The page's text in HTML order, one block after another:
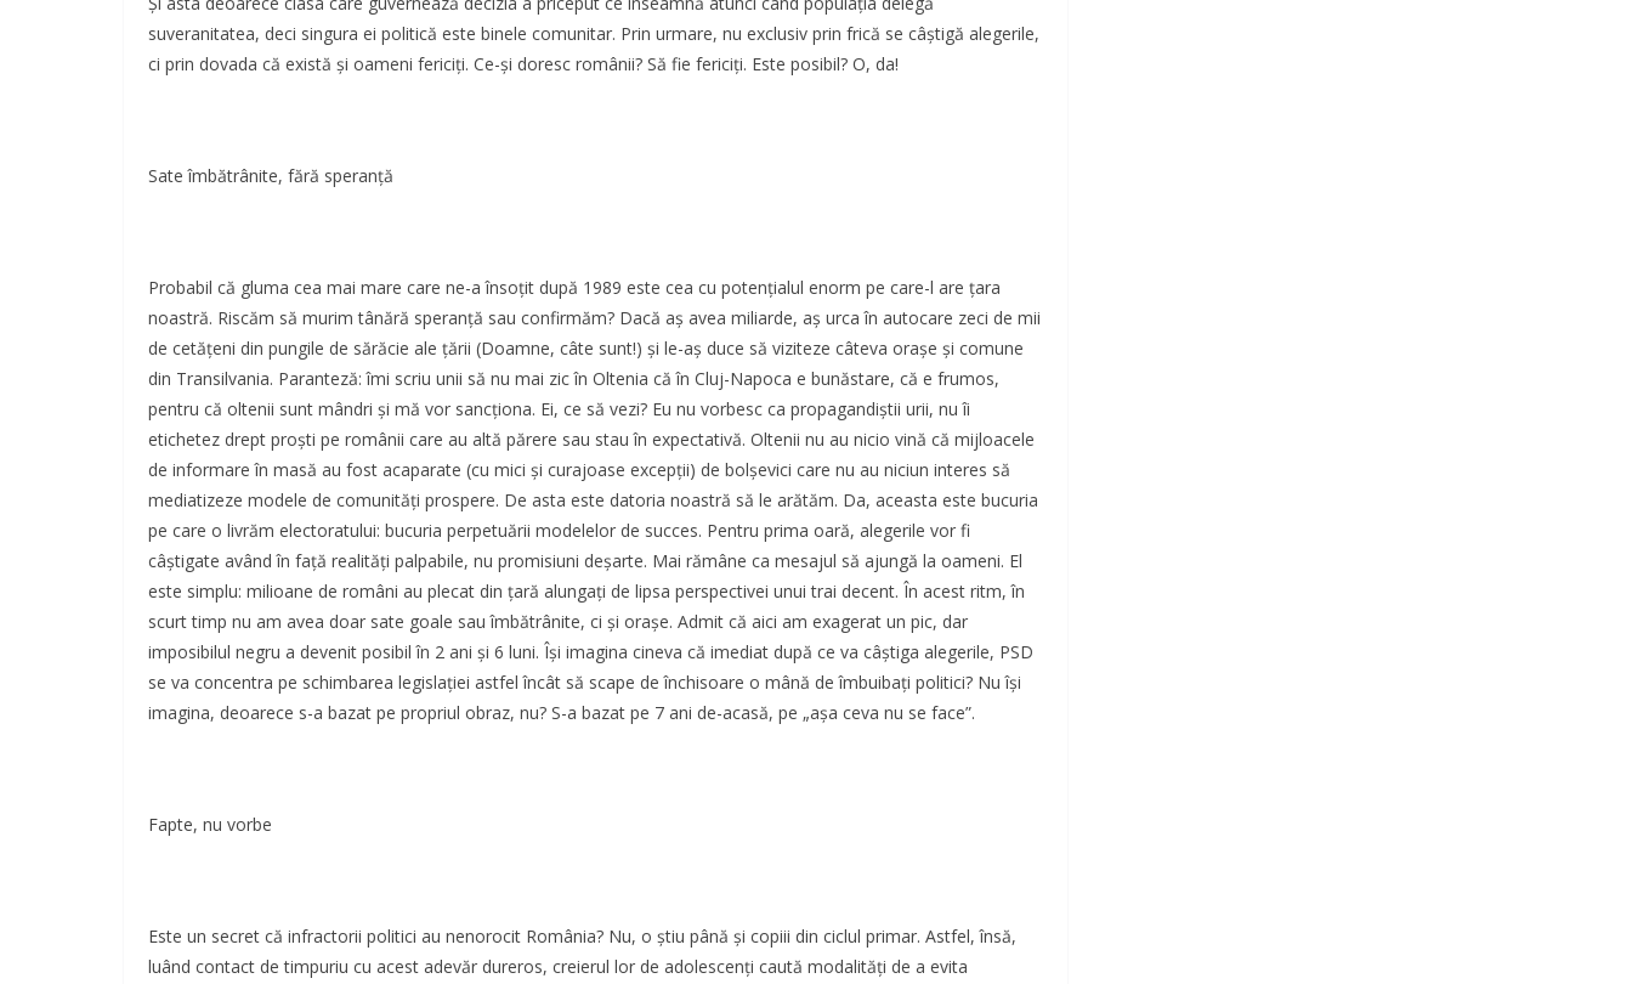
suveranitatea, deci singura ei politică este binele comunitar. Prin urmare, nu exclusiv prin frică se câștigă alegerile,
ci prin dovada că există și oameni fericiți. Ce-și doresc românii? Să fie fericiți. Este posibil? O, da!
Sate îmbătrânite, fără speranță
Probabil că gluma cea mai mare care ne-a însoțit după 1989 este cea cu potențialul enorm pe care-l are țara
noastră. Riscăm să murim tânără speranță sau confirmăm? Dacă aș avea miliarde, aș urca în autocare zeci de mii
de cetățeni din pungile de sărăcie ale țării (Doamne, câte sunt!) și le-aș duce să viziteze câteva orașe și comune
din Transilvania. Paranteză: îmi scriu unii să nu mai zic în Oltenia că în Cluj-Napoca e bunăstare, că e frumos,
pentru că oltenii sunt mândri și mă vor sancționa. Ei, ce să vezi? Eu nu vorbesc ca propagandiștii urii, nu îi
etichetez drept proști pe românii care au altă părere sau stau în expectativă. Oltenii nu au nicio vină că mijloacele
de informare în masă au fost acaparate (cu mici și curajoase excepții) de bolșevici care nu au niciun interes să
mediatizeze modele de comunități prospere. De asta este datoria noastră să le arătăm. Da, aceasta este bucuria
pe care o livrăm electoratului: bucuria perpetuării modelelor de succes. Pentru prima oară, alegerile vor fi
câștigate având în față realități palpabile, nu promisiuni deșarte. Mai rămâne ca mesajul să ajungă la oameni. El
este simplu: milioane de români au plecat din țară alungați de lipsa perspectivei unui trai decent. În acest ritm, în
scurt timp nu am avea doar sate goale sau îmbătrânite, ci și orașe. Admit că aici am exagerat un pic, dar
imposibilul negru a devenit posibil în 2 ani și 6 luni. Își imagina cineva că imediat după ce va câștiga alegerile, PSD
se va concentra pe schimbarea legislației astfel încât să scape de închisoare o mână de îmbuibați politici? Nu își
imagina, deoarece s-a bazat pe propriul obraz, nu? S-a bazat pe 7 ani de-acasă, pe „așa ceva nu se face”.
Fapte, nu vorbe
Este un secret că infractorii politici au nenorocit România? Nu, o știu până și copiii din ciclul primar. Astfel, însă,
luând contact de timpuriu cu acest adevăr dureros, creierul lor de adolescenți caută modalități de a evita